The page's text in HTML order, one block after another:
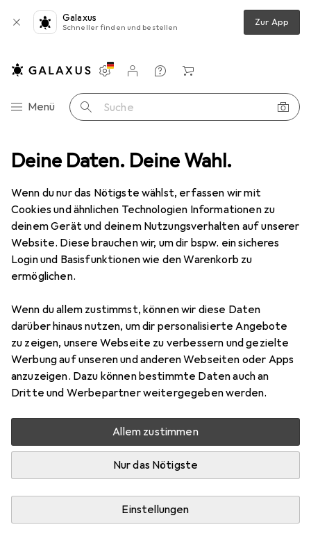
Deine Daten. Deine Wahl.
Wenn du nur das Nötigste wählst, erfassen wir mit
Cookies und ähnlichen Technologien Informationen zu
deinem Gerät und deinem Nutzungsverhalten auf unserer
Website. Diese brauchen wir, um dir bspw. ein sicheres
Login und Basisfunktionen wie den Warenkorb zu
ermöglichen.
Wenn du allem zustimmst, können wir diese Daten
darüber hinaus nutzen, um dir personalisierte Angebote
zu zeigen, unsere Webseite zu verbessern und gezielte
Werbung auf unseren und anderen Webseiten oder Apps
anzuzeigen. Dazu können bestimmte Daten auch an
Dritte und Werbepartner weitergegeben werden.
Allem zustimmen
Nur das Nötigste
Einstellungen
Galaxus
Schneller finden und bestellen Zur App
Navigation nach Kategorien
Menü Suche
Einstellungen
Kundenkonto
Vergleichslisten
Merklisten
Warenkorb
Scheinwerfer Eurolite LED CBB-2 COB RGB Leiste
9 Bilder
EuroliteLED CBB-2 COB RGB Leiste
Preis in EUR inkl. MwSt.
EUR
127,–
Schneller lieferbar
Angebot für
EUR
149,71
Mehr von Eurolite
Zwischen Sa, 15.8. und Fr, 21.8. geliefert
Benachrichtigen, wenn schneller verfügbar